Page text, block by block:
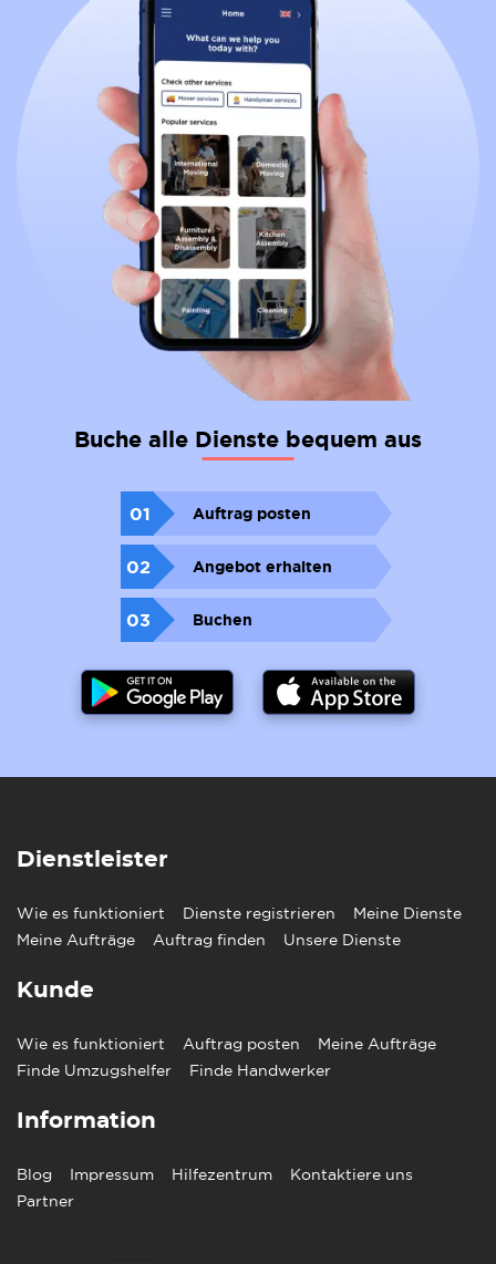
Buche alle Dienste bequem aus
01 Auftrag posten
02 Angebot erhalten
03 Buchen
Dienstleister
Wie es funktioniert Dienste registrieren
Meine Dienste
Meine Aufträge
Auftrag finden Unsere Dienste
Kunde
Wie es funktioniert Auftrag posten
Meine Aufträge
Finde Umzugshelfer
Finde Handwerker
Information
Blog Impressum Hilfezentrum
Kontaktiere uns
Partner